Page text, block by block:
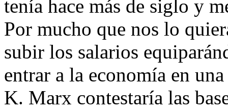
tenía hace más de siglo y
Por mucho que nos lo
subir los salarios
entrar a la economía en
K. Marx contestaría las